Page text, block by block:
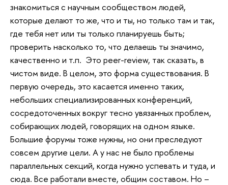
знакомиться с научным сообществом людей,
которые делают то же, что и ты, но только там и так,
где тебя нет или ты только планируешь быть;
проверить насколько то, что делаешь ты значимо,
качественно и т.п. Это peer-review, так сказать, в
чистом виде. В целом, это форма существования. В
первую очередь, это касается именно таких,
небольших специализированных конференций,
сосредоточенных вокруг тесно увязанных проблем,
собирающих людей, говорящих на одном языке.
Большие форумы тоже нужны, но они преследуют
совсем другие цели. А у нас не было проблемы
параллельных секций, когда нужно успевать и туда, и
сюда. Все работали вместе, общим составом. Но –